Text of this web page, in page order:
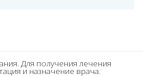
Для получения лечения
и назначение врача.